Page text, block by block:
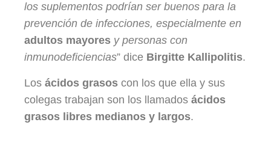
los suplementos podrían ser buenos para la
prevención de infecciones, especialmente en
adultos mayores y personas con
inmunodeficiencias” dice Birgitte Kallipolitis.
Los ácidos grasos con los que ella y sus
colegas trabajan son los llamados ácidos
grasos libres medianos y largos.